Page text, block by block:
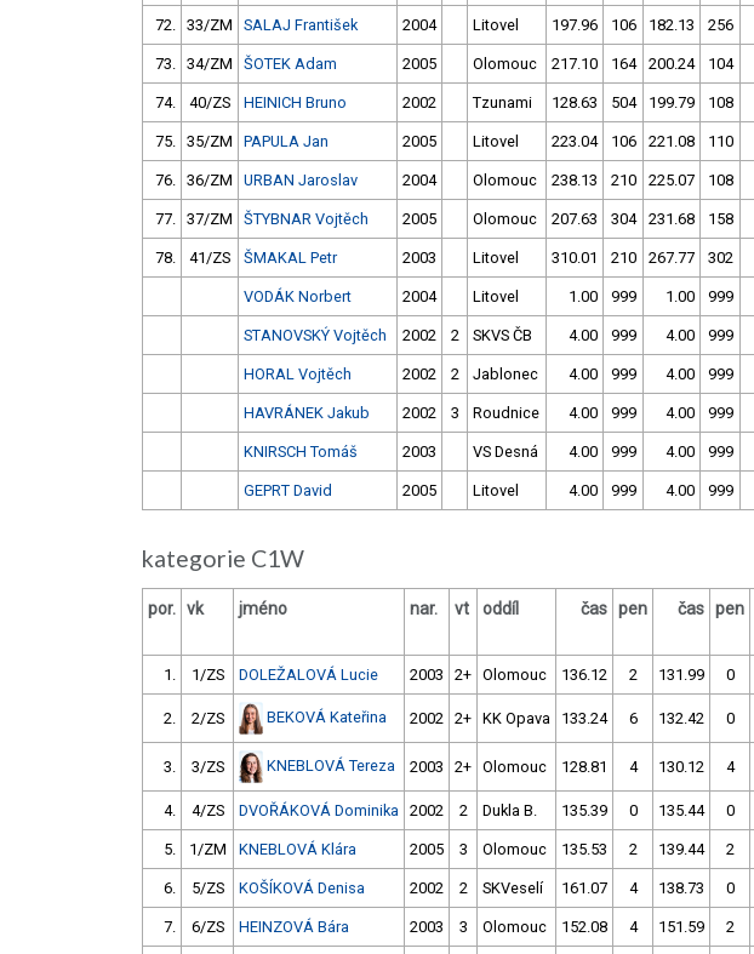
72. 33/ZM SALAJ František 2004 Litovel 197.96 106 182.13 256
73. 34/ZM ŠOTEK Adam 2005 Olomouc 217.10 164 200.24 104
74. 40/ZS HEINICH Bruno 2002 Tzunami 128.63 504 199.79 108
75. 35/ZM PAPULA Jan 2005 Litovel 223.04 106 221.08 110
76. 36/ZM URBAN Jaroslav 2004 Olomouc 238.13 210 225.07 108
77. 37/ZM ŠTYBNAR Vojtěch 2005 Olomouc 207.63 304 231.68 158
78. 41/ZS ŠMAKAL Petr 2003 Litovel 310.01 210 267.77 302
VODÁK Norbert 2004 Litovel 1.00 999 1.00 999
STANOVSKÝ Vojtěch 2002 2 SKVS ČB 4.00 999 4.00 999
HORAL Vojtěch 2002 2 Jablonec 4.00 999 4.00 999
HAVRÁNEK Jakub 2002 3 Roudnice 4.00 999 4.00 999
KNIRSCH Tomáš 2003 VS Desná 4.00 999 4.00 999
GEPRT David 2005 Litovel 4.00 999 4.00 999
kategorie C1W
por. vk jméno nar. vt oddíl čas pen čas pen
1. 1/ZS DOLEŽALOVÁ Lucie 2003 2+ Olomouc 136.12 2 131.99 0
2. 2/ZS BEKOVÁ Kateřina 2002 2+ KK Opava 133.24 6 132.42 0
3. 3/ZS KNEBLOVÁ Tereza 2003 2+ Olomouc 128.81 4 130.12 4
4. 4/ZS DVOŘÁKOVÁ Dominika 2002 2 Dukla B. 135.39 0 135.44 0
5. 1/ZM KNEBLOVÁ Klára 2005 3 Olomouc 135.53 2 139.44 2
6. 5/ZS KOŠÍKOVÁ Denisa 2002 2 SKVeselí 161.07 4 138.73 0
7. 6/ZS HEINZOVÁ Bára 2003 3 Olomouc 152.08 4 151.59 2